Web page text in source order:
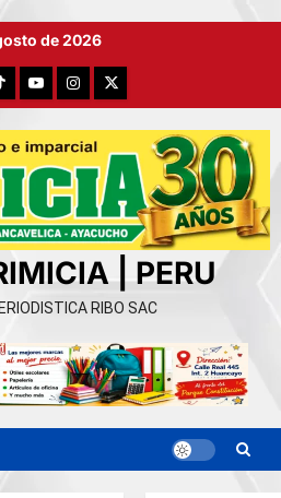
de 2026
YouTubeInstagram
X
| PERU
RIBO SAC